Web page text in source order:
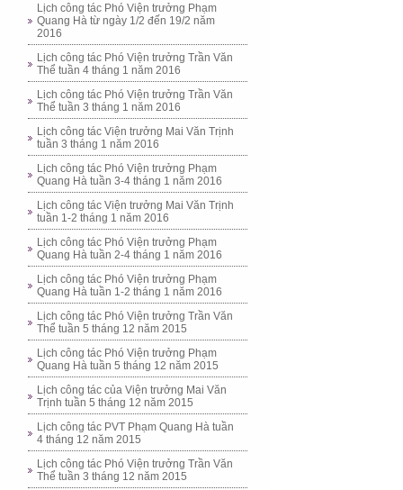
Lịch công tác Phó Viện trưởng Phạm
Quang Hà từ ngày 1/2 đến 19/2 năm
2016
Lịch công tác Phó Viện trưởng Trần Văn
Thể tuần 4 tháng 1 năm 2016
Lịch công tác Phó Viện trưởng Trần Văn
Thể tuần 3 tháng 1 năm 2016
Lịch công tác Viện trưởng Mai Văn Trịnh
tuần 3 tháng 1 năm 2016
Lịch công tác Phó Viện trưởng Phạm
Quang Hà tuần 3-4 tháng 1 năm 2016
Lịch công tác Viện trưởng Mai Văn Trịnh
tuần 1-2 tháng 1 năm 2016
Lịch công tác Phó Viện trưởng Phạm
Quang Hà tuần 2-4 tháng 1 năm 2016
Lịch công tác Phó Viện trưởng Phạm
Quang Hà tuần 1-2 tháng 1 năm 2016
Lịch công tác Phó Viện trưởng Trần Văn
Thể tuần 5 tháng 12 năm 2015
Lịch công tác Phó Viện trưởng Phạm
Quang Hà tuần 5 tháng 12 năm 2015
Lịch công tác của Viện trưởng Mai Văn
Trịnh tuần 5 tháng 12 năm 2015
Lịch công tác PVT Phạm Quang Hà tuần
4 tháng 12 năm 2015
Lịch công tác Phó Viện trưởng Trần Văn
Thể tuần 3 tháng 12 năm 2015